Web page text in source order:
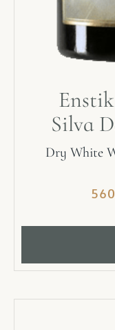
Silva
Dry White